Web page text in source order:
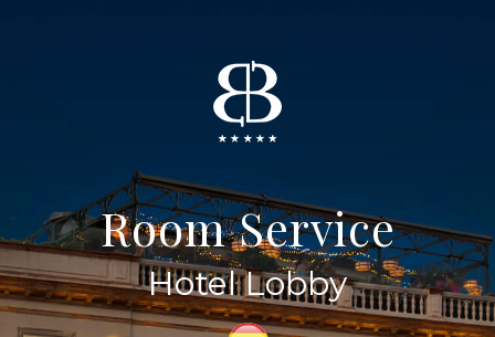
Room Service
Hotel Lobby